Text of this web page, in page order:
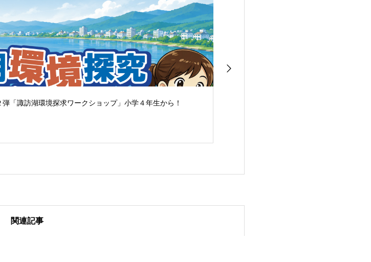
「諏訪湖環境探求ワークショップ」小学４年生から！
関連記事